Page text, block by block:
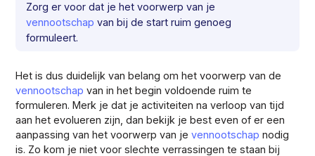
Zorg er voor dat je het voorwerp van je
vennootschap van bij de start ruim genoeg
formuleert.
Het is dus duidelijk van belang om het voorwerp van de
vennootschap van in het begin voldoende ruim te
formuleren. Merk je dat je activiteiten na verloop van tijd
aan het evolueren zijn, dan bekijk je best even of er een
aanpassing van het voorwerp van jevennootschapnodig
is. Zo kom je niet voor slechte verrassingen te staan bij